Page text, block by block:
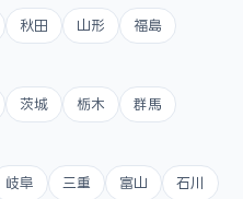
秋田 山形 福島
茨城 栃木 群馬
岐阜 三重 富山 石川